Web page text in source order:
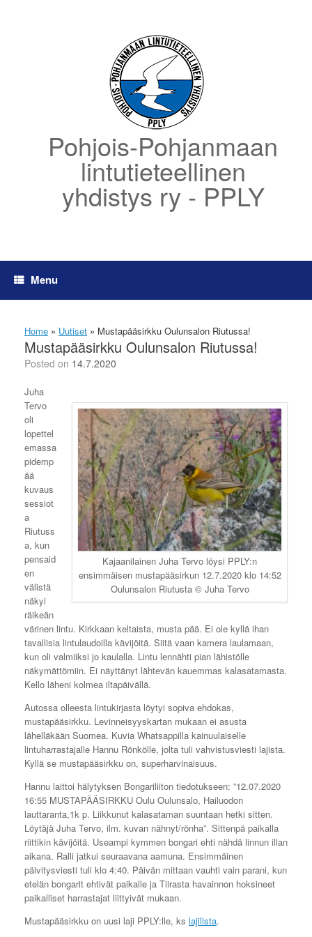
Pohjois-Pohjanmaan
lintutieteellinen
yhdistys ry - PPLY
Menu
Home » Uutiset » Mustapääsirkku Oulunsalon Riutussa!
Mustapääsirkku Oulunsalon Riutussa!
Posted on 14.7.2020
Kajaanilainen Juha Tervo löysi PPLY:n
ensimmäisen mustapääsirkun 12.7.2020 klo 14:52
Oulunsalon Riutusta © Juha Tervo
Juha
Tervo
oli
lopettel
emassa
pidemp
ää
kuvaus
sessiot
a
Riutuss
a, kun
pensaid
en
välistä
näkyi
räikeän
värinen lintu. Kirkkaan keltaista, musta pää. Ei ole kyllä ihan
tavallisia lintulaudoilla kävijöitä. Siitä vaan kamera laulamaan,
kun oli valmiiksi jo kaulalla. Lintu lennähti pian lähistölle
näkymättömiin. Ei näyttänyt lähtevän kauemmas kalasatamasta.
Kello läheni kolmea iltapäivällä.
Autossa olleesta lintukirjasta löytyi sopiva ehdokas,
mustapääsirkku. Levinneisyyskartan mukaan ei asusta
lähelläkään Suomea. Kuvia Whatsappilla kainuulaiselle
lintuharrastajalle Hannu Rönkölle, jolta tuli vahvistusviesti lajista.
Kyllä se mustapääsirkku on, superharvinaisuus.
Hannu laittoi hälytyksen Bongariliiton tiedotukseen: ”12.07.2020
16:55 MUSTAPÄÄSIRKKU Oulu Oulunsalo, Hailuodon
lauttaranta,1k p. Liikkunut kalasataman suuntaan hetki sitten.
Löytäjä Juha Tervo, ilm. kuvan nähnyt/rönha”. Sittenpä paikalla
riittikin kävijöitä. Useampi kymmen bongari ehti nähdä linnun illan
aikana. Ralli jatkui seuraavana aamuna. Ensimmäinen
päivitysviesti tuli klo 4:40. Päivän mittaan vauhti vain parani, kun
etelän bongarit ehtivät paikalle ja Tiirasta havainnon hoksineet
paikalliset harrastajat liittyivät mukaan.
Mustapääsirkku on uusi laji PPLY:lle, ks lajilista.